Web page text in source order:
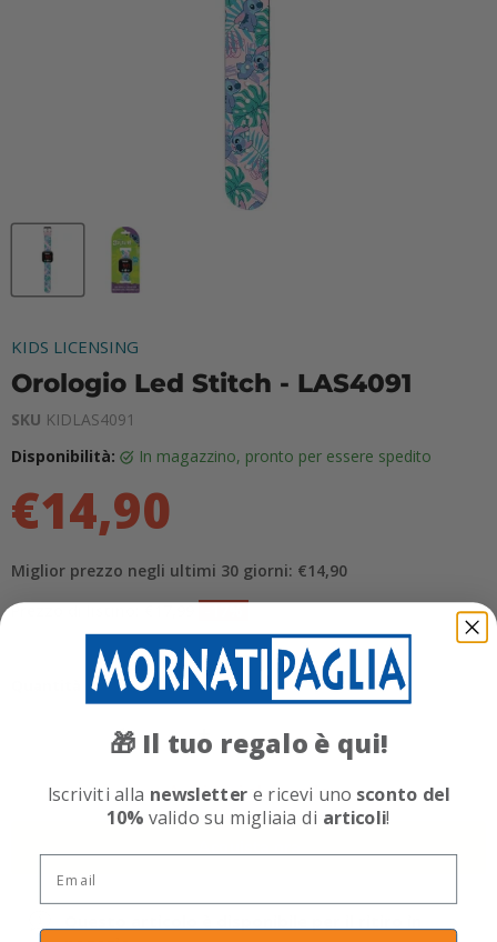
KIDS LICENSING
Orologio Led Stitch - LAS4091
SKU KIDLAS4091
Disponibilità:
in magazzino, pronto per essere spedito
€14,90
Miglior prezzo negli ultimi 30 giorni: €14,90
Prezzo di listino: €17,99
Aggiungi al carrello
🎁 Il tuo regalo è qui!
Iscriviti alla newslettere ricevi uno sconto del
10% valido su migliaia di articoli!